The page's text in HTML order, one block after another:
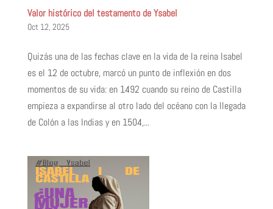
Valor histórico del testamento de Ysabel
Oct 12, 2025
Quizás una de las fechas clave en la vida de la reina Isabel
es el 12 de octubre, marcó un punto de inflexión en dos
momentos de su vida: en 1492 cuando su reino de Castilla
empieza a expandirse al otro lado del océano con la llegada
de Colón a las Indias y en 1504,...